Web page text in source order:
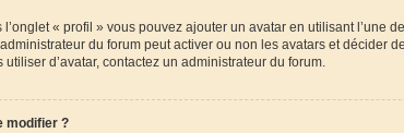
« profil » vous pouvez ajouter un avatar en utilisant l’une
du forum peut activer ou non les avatars et décider
d’avatar, contactez un administrateur du forum.
modifier ?